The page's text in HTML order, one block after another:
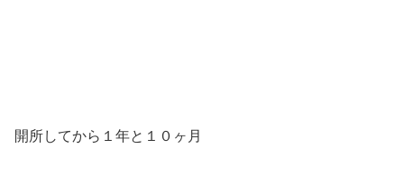
開所してから１年と１０ヶ月